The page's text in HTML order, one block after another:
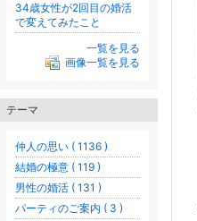
34歳女性が2回目の婚活
で変えてみたこと
一覧を見る
画像一覧を見る
テーマ
仲人の思い ( 1136 )
結婚の極意 ( 119 )
男性の婚活 ( 131 )
パーティのご案内 ( 3 )